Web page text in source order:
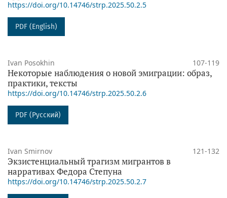
https://doi.org/10.14746/strp.2025.50.2.5
PDF (English)
Ivan Posokhin 107-119
Некоторые наблюдения о новой эмиграции: образ,
практики, тексты
https://doi.org/10.14746/strp.2025.50.2.6
PDF (Русский)
Ivan Smirnov 121-132
Экзистенциальный трагизм мигрантов в
нарративах Федора Степуна
https://doi.org/10.14746/strp.2025.50.2.7